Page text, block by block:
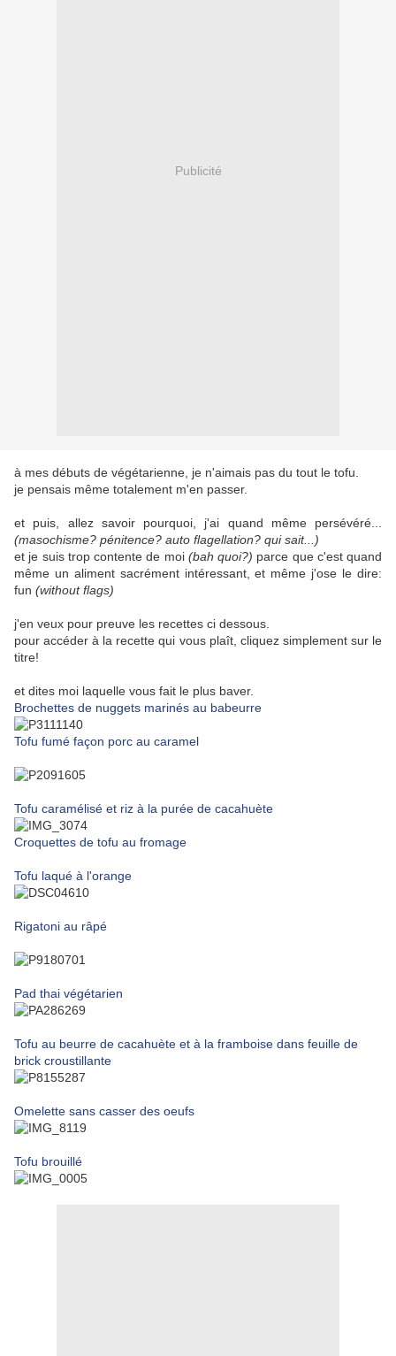
Publicité
à mes débuts de végétarienne, je n'aimais pas du tout le tofu.
je pensais même totalement m'en passer.
et puis, allez savoir pourquoi, j'ai quand même persévéré...
(masochisme? pénitence? auto flagellation? qui sait...)
et je suis trop contente de moi (bah quoi?) parce que c'est quand
même un aliment sacrément intéressant, et même j'ose le dire:
fun (without flags)
j'en veux pour preuve les recettes ci dessous.
pour accéder à la recette qui vous plaît, cliquez simplement sur le
titre!
et dites moi laquelle vous fait le plus baver.
Brochettes de nuggets marinés au babeurre
Tofu fumé façon porc au caramel
Tofu caramélisé et riz à la purée de cacahuète
Croquettes de tofu au fromage
Tofu laqué à l'orange
Rigatoni au râpé
Pad thai végétarien
Tofu au beurre de cacahuète et à la framboise dans feuille de
brick croustillante
Omelette sans casser des oeufs
Tofu brouillé